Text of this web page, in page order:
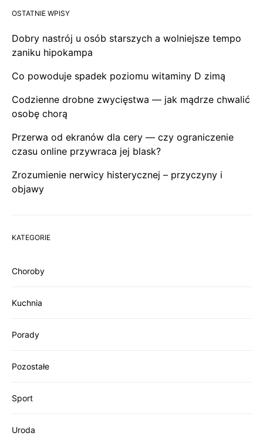
OSTATNIE WPISY
Dobry nastrój u osób starszych a wolniejsze tempo
zaniku hipokampa
Co powoduje spadek poziomu witaminy D zimą
Codzienne drobne zwycięstwa — jak mądrze chwalić
osobę chorą
Przerwa od ekranów dla cery — czy ograniczenie
czasu online przywraca jej blask?
Zrozumienie nerwicy histerycznej – przyczyny i
objawy
KATEGORIE
Choroby
Kuchnia
Porady
Pozostałe
Sport
Uroda